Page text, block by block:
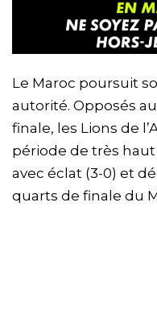
Le Maroc poursuit
autorité. Opposés
finale, les Lions de
période de très
avec éclat (3-0) et
quarts de finale du